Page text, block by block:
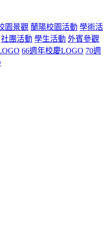
園景觀 蘭陽校園活動 學術活
社團活動 學生活動 外賓參觀
66週年校慶LOGO 70週